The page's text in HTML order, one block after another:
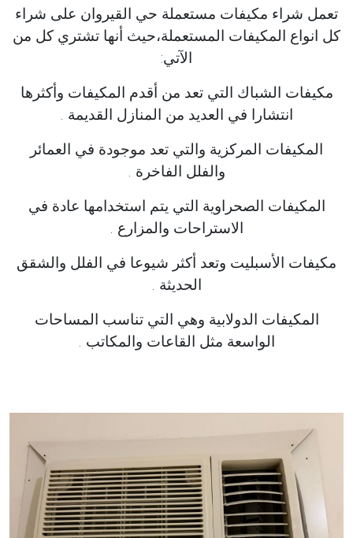
تعمل شراء مكيفات مستعملة حي القيروان على شراء
كل انواع المكيفات المستعملة،حيث أنها تشتري كل من
الآتي:
مكيفات الشباك التي تعد من أقدم المكيفات وأكثرها
انتشارا في العديد من المنازل القديمة .
المكيفات المركزية والتي تعد موجودة في العمائر
والفلل الفاخرة .
المكيفات الصحراوية التي يتم استخدامها عادة في
الاستراحات والمزارع .
مكيفات الأسبليت وتعد أكثر شيوعا في الفلل والشقق
الحديثة .
المكيفات الدولابية وهي التي تناسب المساحات
الواسعة مثل القاعات والمكاتب .